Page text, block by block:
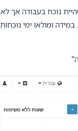
נוכח בעבודה אך לא
ומולאו ימי נוכחות